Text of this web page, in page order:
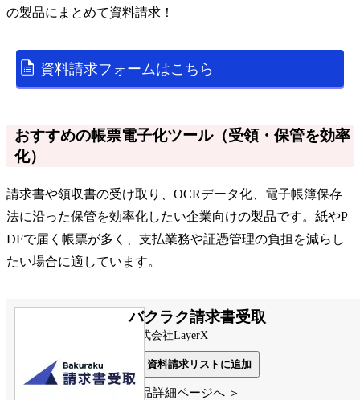
の製品にまとめて資料請求！
資料請求フォームはこちら
おすすめの帳票電子化ツール（受領・保管を効率
化）
請求書や領収書の受け取り、OCRデータ化、電子帳簿保存
法に沿った保管を効率化したい企業向けの製品です。紙やP
DFで届く帳票が多く、支払業務や証憑管理の負担を減らし
たい場合に適しています。
バクラク請求書受取
株式会社LayerX
資料請求リストに追加
製品詳細ページへ ＞